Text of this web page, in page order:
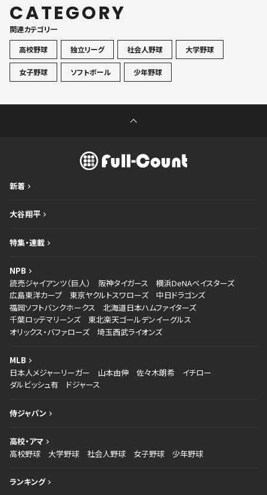
CATEGORY
関連カテゴリ一
高校野球
独立リーグ 社会人野球 大学野球
女子野球 ソフトボール 少年野球
新着
大谷翔平
特集・連載
NPB
読売ジャイアンツ（巨人）
阪神タイガース
横浜DeNAベイスターズ
広島東洋カープ
東京ヤクルトスワローズ
中日ドラゴンズ
福岡ソフトバンクホークス
北海道日本ハムファイターズ
千葉ロッテマリーンズ
東北楽天ゴールデンイーグルス
オリックス・バファローズ
埼玉西武ライオンズ
MLB
日本人メジャーリーガー
山本由伸 佐々木朗希
イチロー
ダルビッシュ有
ドジャース
侍ジャパン
高校・アマ
高校野球
大学野球 社会人野球 女子野球 少年野球
ランキング